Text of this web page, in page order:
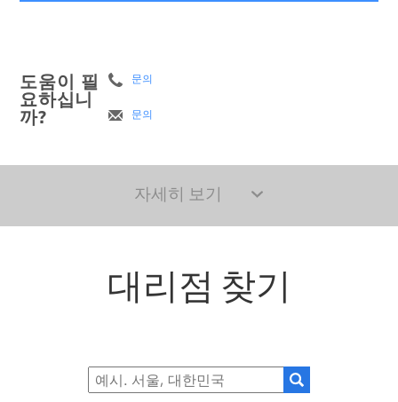
도움이 필
요하십니
까?
문의
문의
자세히 보기
대리점 찾기